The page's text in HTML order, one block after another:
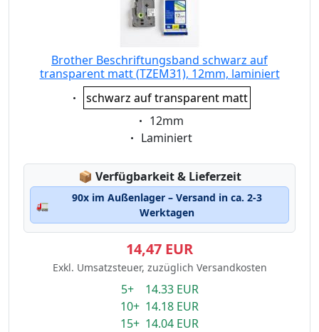
Brother Beschriftungsband schwarz auf
transparent matt (TZEM31), 12mm, laminiert
Eigenschaft:
schwarz auf transparent matt
Eigenschaft:
12mm
Eigenschaft:
Laminiert
📦 Lagerstatus:
Verfügbarkeit & Lieferzeit
🚛
90x im Außenlager – Versand in ca. 2-3
Werktagen
14,47 EUR
Exkl. Umsatzsteuer, zuzüglich Versandkosten
5+ 14.33 EUR
10+ 14.18 EUR
15+ 14.04 EUR